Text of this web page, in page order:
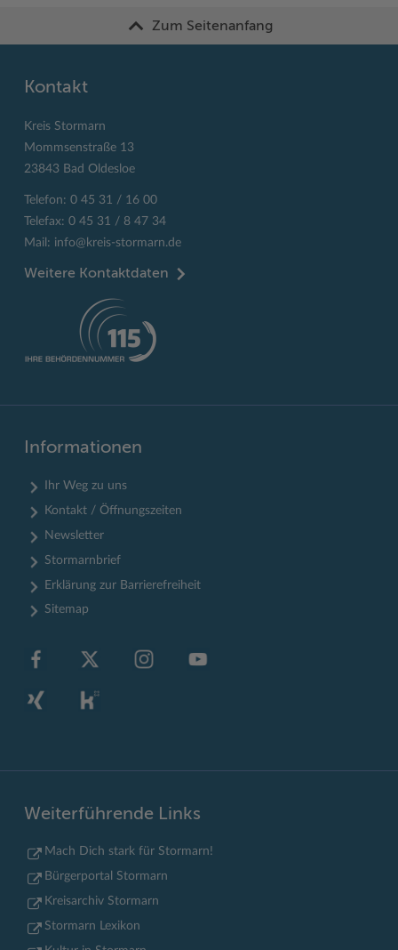
Zum Seitenanfang
Kontakt
Kreis Stormarn
Mommsenstraße 13
23843 Bad Oldesloe
Telefon: 0 45 31 / 16 00
Telefax: 0 45 31 / 8 47 34
Mail: info@kreis-stormarn.de
Weitere Kontaktdaten
Informationen
Ihr Weg zu uns
Kontakt / Öffnungszeiten
Newsletter
Stormarnbrief
Erklärung zur Barrierefreiheit
Sitemap
Weiterführende Links
Mach Dich stark für Stormarn!
Bürgerportal Stormarn
Kreisarchiv Stormarn
Stormarn Lexikon